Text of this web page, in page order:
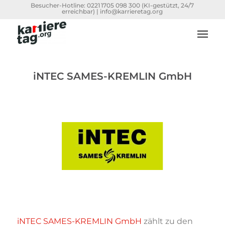
Besucher-Hotline:0221 1705 098 300 (KI-gestützt, 24/7
erreichbar) | info@karrieretag.org
iNTEC SAMES-KREMLIN GmbH
iNTEC SAMES-KREMLIN GmbH zählt zu den